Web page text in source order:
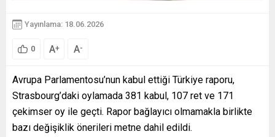
Yayınlama: 18.06.2026
0 A+ A-
Avrupa Parlamentosu’nun kabul ettiği Türkiye raporu,
Strasbourg’daki oylamada 381 kabul, 107 ret ve 171
çekimser oy ile geçti. Rapor bağlayıcı olmamakla birlikte
bazı değişiklik önerileri metne dahil edildi.